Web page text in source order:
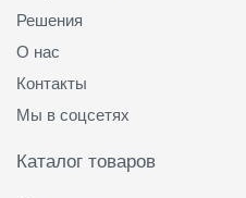
Решения
О нас
Контакты
Мы в соцсетях
Каталог товаров